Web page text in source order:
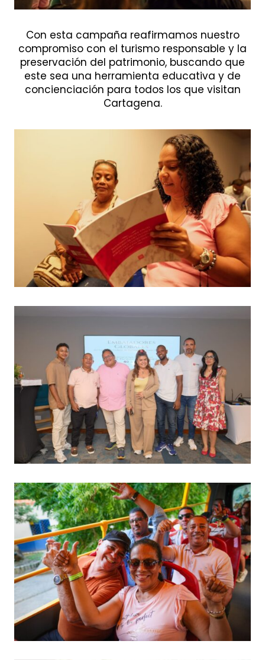
Con esta campaña reafirmamos nuestro
compromiso con el turismo responsable y la
preservación del patrimonio, buscando que
este sea una herramienta educativa y de
concienciación para todos los que visitan
Cartagena.